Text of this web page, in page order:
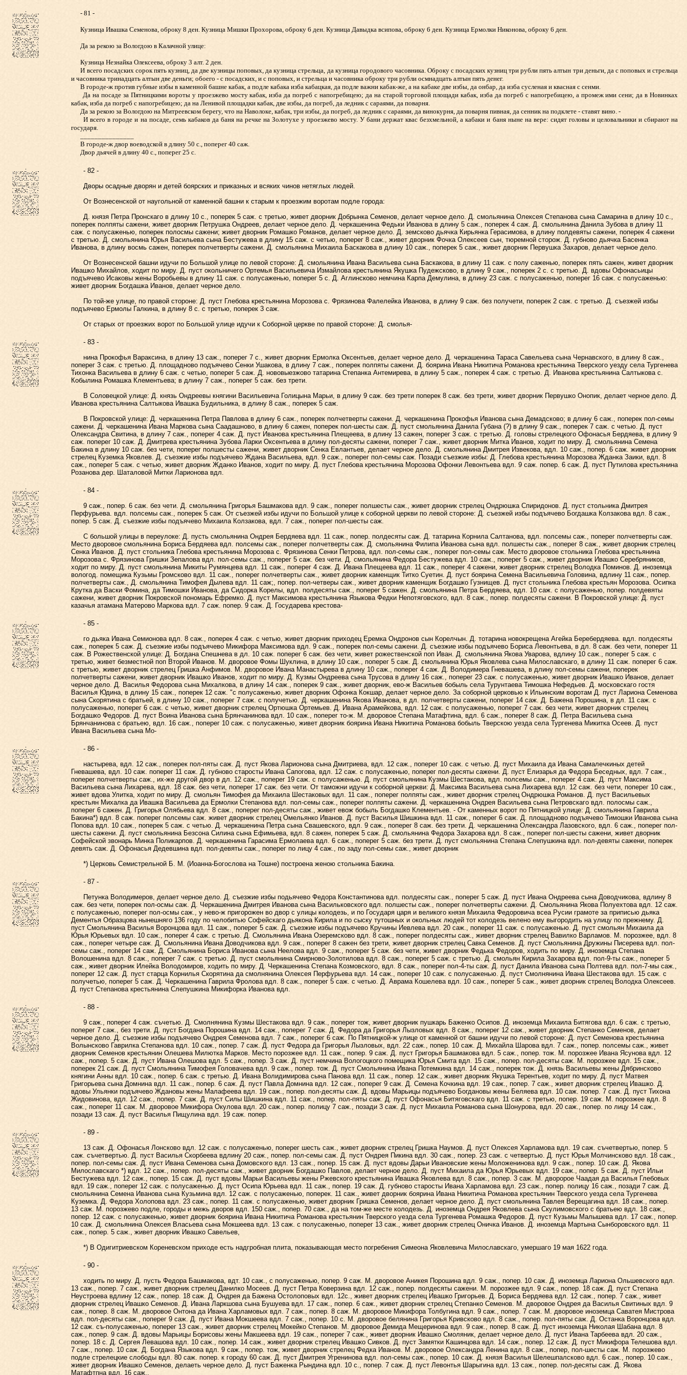
- 81 -
Кузница Ивашка Семенова, оброку 8 ден. Кузница Мишки Прохорова, оброку 6 ден. Кузница Давыдка всипова, оброку 6 ден. Кузница Ермолки Никонова, оброку 6 ден.
Да за рекою за Вологдою в Калачной улице:
Кузница Незнайка Олексеева, оброку 3 алт. 2 ден.
И всего посадских сорок пять кузниц, да две кузницы поповых, да кузница стрельца, да кузница городового часовника. Оброку с посадских кузниц три рубли пять алтын три деньги, да с поповых и стрельца
и часовника тринадцать алтын две деньги; обоего - с посадских, и с поповых, и стрельца и часовника оброку три рубли осмнадцать алтын пять денег.
В городе-ж против губные избы в каменной башне кабак, а подле кабака изба кабацкая, да подле важни кабак-же, а на кабаке две избы, да онбар, да изба сусленая и квасная с сенми.
Да на посаде за Пятницкими вороты у проезжево мосту кабак, изба да погреб с напогребицею; да на старой торговой площади кабак, изба да погреб с напогребицею, а промеж ими сени; да в Новинках
кабак, изба да погреб с напогребицею; да на Ленивой площадки кабак, две избы, да погреб, да ледник с сараями, да поварня.
Да за рекою за Вологдою на Митреевском берегу, что на Наволоке, кабак, три избы, да погреб, да ледник с сараями, да винокурня, да поварня пивная, да сенник на подклете - ставят вино. -
И всего в городе и на посаде, семь кабаков да баня на речке на Золотухе у проезжево мосту. У бани держат квас безхмельной, а кабаки и баня ныне на вере: сидят головы и целовальники и сбирают на
государя.
В городе-ж двор воеводской в длину 50 с., поперег 40 саж.
Двор дьячей в длину 40 с., поперег 25 с.
- 82 -
Дворы осадные дворян и детей боярских и приказных и всяких чинов нетяглых людей.
От Вознесенской от наугольной от каменной башни к старым к проезжим воротам подле города:
Д. князя Петра Пронскаго в длину 10 с., поперек 5 саж. с третью, живет дворник Добрынка Семенов, делает черное дело. Д. смольянина Олексея Степанова сына Самарина в длину 10 с.,
поперек полпяты сажени, живет дворник Петрушка Ондреев, делает черное дело. Д. черкашенина Федьки Иванова в длину 5 саж., поперек 4 саж. Д. смольянина Данила Зубова в длину 11
саж. с полусаженью, поперек полосмы сажени; живет дворник Ромашко Романов, делает черное дело. Д. земсково дьячка Кирьянка Герасимова, в длину полдевяты сажени, поперек 4 сажени
с третью. Д. смольянина Юрья Васильева сына Бестужева в длину 15 саж. с четью, поперег 8 саж., живет дворник Фочка Олексеев сын, тюремной сторож. Д. губново дьячка Басенка
Иванова, в длину восмь сажен, поперек полчетверты сажени. Д. смольянина Михаила Баскакова в длину 10 саж., поперек 5 саж., живет дворник Первушка Захаров, делает черное дело.
От Вознесенской башни идучи по Большой улице по левой стороне: Д. смольянина Ивана Васильева сына Баскакова, в длину 11 саж. с полу саженью, поперек пять сажен, живет дворник
Ивашко Михайлов, ходит по миру. Д. пуст окольничего Ортемья Васильевича Измайлова крестьянина Якушка Пудежсково, в длину 9 саж., поперек 2 с. с третью. Д. вдовы Офонасьицы
подъячево Исаковы жены Воробьевы в длину 11 саж. с полусаженью, поперег 5 с. Д. Аглинсково немчина Карпа Демулина, в длину 23 саж. с полусаженью, поперег 16 саж. с полусаженью:
живет дворник Богдашка Иванов, делает черное дело.
По той-же улице, по правой стороне: Д. пуст Глебова крестьянина Морозова с. Фрязинова Фалелейка Иванова, в длину 9 саж. без получети, поперек 2 саж. с третью. Д. съезжей избы
подъячево Ермолы Галкина, в длину 8 с. с третью, поперек 3 саж.
От старых от проезжих ворот по Большой улице идучи к Соборной церкве по правой стороне: Д. смолья-
- 83 -
нина Прокофья Вараксина, в длину 13 саж., поперег 7 с., живет дворник Ермолка Оксентьев, делает черное дело. Д. черкашенина Тараса Савельева сына Чернавского, в длину 8 саж.,
поперег 3 саж. с третью. Д. площадново подъячево Сенки Ушакова, в длину 7 саж., поперек полпяты сажени. Д. боярина Ивана Никитича Романова крестьянина Тверского уезду села Тургенева
Тихонка Васильева в длину 6 саж. с четью, поперег 5 саж. Д. нововыезжово татарина Степанка Антемирева, в длину 5 саж., поперек 4 саж. с третью. Д. Иванова крестьянина Салтыкова с.
Кобылина Ромашка Клементьева; в длину 7 саж., поперег 5 саж. без трети.
В Соловецкой улице: Д. князь Ондреевы княгини Васильевича Голицына Марьи, в длину 9 саж. без трети поперек 8 саж. без трети, живет дворник Первушко Онопик, делает черное дело. Д.
Иванова крестьянина Салтыкова Ивашка Будильника, в длину 8 саж., поперек 5 саж.
В Покровской улице: Д. черкашенина Петра Павлова в длину 6 саж., поперек полчетверты сажени. Д. черкашенина Прокофья Иванова сына Демадсково; в длину 6 саж., поперек пол-семы
сажени. Д. черкашенина Ивана Маркова сына Саадашново, в длину 6 сажен, поперек пол-шесты саж. Д. пуст смольянина Данила Губана (?) в длину 9 саж., поперек 7 саж. с четью. Д. пуст
Олександра Свитина, в длину 7 саж., поперег 4 саж. Д. пуст Иванова крестьянина Плещеева, в длину 13 сажен, поперег 3 саж. с третью. Д. головы стрелецкого Офонасья Бердяева, в длину 9
саж. поперег 10 саж. Д. Дмитрева крестьянина Зубова Ларки Оксентьева в длину пол-десяты сажени, поперег 7 саж., живет дворник Митка Иванов, ходит по миру. Д. смольянина Семена
Бакина в длину 10 саж. без чети, поперег полшесты сажени, живет дворник Сенка Евлантьев, делает черное дело. Д. смольянина Дмитрея Извекова, вдл. 10 саж., попер. 6 саж. живет дворник
стрелец Куземка Яковлев. Д. съезжие избы подъячево Ждана Васильева, вдл. 9 саж., поперег пол-семы саж. Позади съезжие избы: Д. Глебова крестьянина Морозова Жданка Заики, вдл. 8
саж., поперег 5 саж. с четью, живет дворник Жданко Иванов, ходит по миру. Д. пуст Глебова крестьянина Морозова Офонки Левонтьева вдл. 9 саж. попер. 6 саж. Д. пуст Путилова крестьянина
Розанова дер. Шаталовой Митки Ларионова вдл.
- 84 -
9 саж., попер. 6 саж. без чети. Д. смольянина Григорья Башмакова вдл. 9 саж., поперег полшесты саж., живет дворник стрелец Ондрюшка Спиридонов. Д. пуст стольника Дмитрея
Перфурьева. вдл. полсемы саж., поперек 5 саж. От съезжей избы идучи по Большой улице к соборной церкви по левой стороне: Д. съезжей избы подъячево Богдашка Колзакова вдл. 8 саж.,
попер. 5 саж. Д. съезжие избы подъячево Михаила Колзакова, вдл. 7 саж., поперег пол-шесты саж.
С большой улицы в переулоке: Д. пусть смольянина Ондрея Бердяева вдл. 11 саж., попер. полдесяты саж. Д. татарина Корнила Салтанова, вдл. полсемы саж., поперег полчетверты саж.
Место дворовое смольянина Бориса Бердяева вдл. полсемы саж., поперег полчетверты саж. Д. смольянина Филипа Иванова сына вдл. полшесты саж., поперег 8 саж., живет дворник стрелец
Сенка Иванов. Д. пуст стольника Глебова крестьянина Морозова с. Фрязинова Сенки Петрова, вдл. пол-семы саж., поперег пол-семы саж. Место дворовое стольника Глебова крестьянина
Морозова с. Фрязинова Гришки Зепалова вдл. пол-семы саж., поперег 5 саж. без чети. Д. смольянина Федора Бестужева вдл. 10 саж., поперег 5 саж., живет дворник Ивашко Серебряников,
ходит по миру. Д. пуст смольянина Микиты Румянцева вдл. 11 саж., поперег 4 саж. Д. Ивана Плещеева вдл. 11 саж., поперег 4 сажени, живет дворник стрелец Володка Поминов. Д. иноземца
вологод. помещика Кузьмы Громсково вдл. 11 саж., поперег полчетверты саж., живет дворник каменщик Титко Суетин. Д. пуст боярина Семена Васильевича Головина, вдлину 11 саж., попер.
полчетверты саж., Д. смольянина Тимофея Дылева вдл. 11 саж;, попер. пол-четверы саж., живет дворник каменщик Богдашко Гузнищев. Д. пуст стольника Глебова крестьян Морозова. Осипка
Крутка да Васки Фомина, да Тимошки Иванова, да Сидорка Корелы, вдл. полдесяты саж., поперег 5 сажен. Д. смольянина Петра Бердяева, вдл. 10 саж. с полусаженью, попер. полдевяты
сажени, живет дворник Покровской пономарь Ефремко. Д. пуст Максимова крестьянина Языкова Федки Непотяговского, вдл. 8 саж., попер. полдесяты сажени. В Покровской улице: Д. пуст
казачья атамана Матерово Маркова вдл. 7 саж. попер. 9 саж. Д. Государева крестова-
- 85 -
го дьяка Ивана Семионова вдл. 8 саж., поперек 4 саж. с четью, живет дворник приходец Еремка Ондронов сын Корелчын. Д. тотарина новокрещена Агейка Беребердяева. вдл. полдесяты
саж., поперек 5 саж. Д. съезжие избы подъячево Микифора Максимова вдл. 9 саж., поперек пол-семы сажени. Д. съезжие избы подъячево Бориса Левонтьева, в дл. 8 саж. без чети, поперег 11
саж. В Рожественской улице: Д. Богдана Спешнева в дл. 10 саж. поперег 6 саж. без чети, живет рожественской поп Иван. Д. смольянина Якова Уварова, вдлину 10 саж., поперег 5 саж. с
третью, живет безместной поп Второй Иванов. М. дворовое Фомы Шуклина, в длину 10 саж., поперег 5 саж. Д. смольянина Юрья Яковлева сына Милославскаго, в длину 11 саж. поперег 6 саж.
с третью, живет дворник стрелец Гришка Анфимов. М. дворовое Ивана Манастырева в длину 10 саж., поперег 4 саж. Д. Володимера Гневашева, в длину пол-семы сажени, поперек
полчетверты сажени, живет дворник Ивашко Иванов, ходит по миру. Д. Кузмы Ондреева сына Трусова в длину 16 саж., поперег 23 саж. с полусаженью, живет дворник Ивашко Иванов, делает
черное дело. Д. Василья Федорова сына Михалкова, в длину 14 саж., поперек 9 саж., живет дворник, ево-ж Васильев бобыль села Турунтаева Тимошка Нефедьев. Д. московскаго гостя
Василья Юдина, в длину 15 саж., поперек 12 саж. "с полусаженью, живет дворник Офонка Кокшар, делает черное дело. За соборной церковью к Ильинским воротам Д. пуст Лариона Семенова
сына Скорятина с братьей, в длину 10 саж., поперег 7 саж. с получетью. Д. черкашенина Якова Иванова, в дл. полчетверты сажени, поперег 14 саж. Д. Бажена Порошина, в дл. 11 саж. с
полусаженью, поперег 6 саж. с четью, живет дворник стрелец Ортюшка Ортемьев. Д. Ивана Арамейкова, вдл. 12 саж. с полусаженью, поперег 7 саж. без чети, живет дворник стрелец
Богдашко Федоров. Д. пуст Воина Иванова сына Брянчанинова вдл. 10 саж., поперег то-ж. М. дворовое Степана Матафтина, вдл. 6 саж., поперег 8 саж. Д. Петра Васильева сына
Брянчанинова с братьею, вдл. 16 саж., поперег 10 саж. с полусаженью, живет дворник боярина Ивана Никитича Романова бобыль Тверскою уезда села Тургенева Микитка Осеев. Д. пуст
Ивана Васильева сына Мо-
- 86 -
настырева, вдл. 12 саж., поперек пол-пяты саж. Д. пуст Якова Ларионова сына Дмитриева, вдл. 12 саж., поперег 10 саж. с четью. Д. пуст Михаила да Ивана Самалечкиных детей
Гневашева, вдл. 10 саж. поперег 11 саж. Д. губново старосты Ивана Сапогова, вдл. 12 саж. с полусаженью, поперег пол-десяты сажени. Д. пуст Елизарья да Федора Беседных, вдл. 7 саж.,
поперег полчетверты саж., их-же другой двор в дл. 12 саж., поперег 19 саж. с полусаженью. Д. пуст смольянина Кузмы Шестакова, вдл. полсемы саж., поперег 4 саж. Д. пуст Максима
Васильева сына Лихарева, вдл. 18 саж. без чети, поперег 17 саж. без чети. От таможни идучи к соборной церкви: Д. Максима Васильева сына Лихарева вдл. 12 саж. без чети, поперег 10 саж.,
живет вдова Улитка, ходит по миру. Д. смольян Тимофея да Михаила Шестаковых вдл. 11 саж., поперег полпяты саж., живет дворник стрелец Ондрюшка Романов. Д. пуст Васильевых
крестьян Михалка да Ивашка Васильева да Ермолки Степанова вдл. пол-семы саж., поперег полпяты сажени. Д. черкашенина Ондрея Васильева сына Петровскаго вдл. полосмы саж.,
поперег 6 сажен. Д. Григорья Олябьева вдл. 8 саж., поперег пол-десяты саж., живет евож бобыль Богдашко Клементьев. - От каменных ворот по Пятницкой улице: Д. смольянина Гаврила
Бакина*) вдл. 8 саж. поперег полсемы саж. живет дворник стрелец Омельянко Иванов. Д. пуст Василья Шишкина вдл. 11 саж., поперег 6 саж. Д. площадново подъячево Тимошки Иванова сына
Попова вдл. 10 саж., поперек 5 саж. с четью. Д. черкашенина Петра сына Свашевского, вдл. 9 саж., поперег 8 саж. без трети. Д. черкашенина Олександра Лазовского, вдл. 6 саж., поперег пол-
шесты сажени. Д. пуст смольянина Безсона Силина сына Ефимьева, вдл. 8 сажен, поперек 5 саж. Д. смольянина Федора Захарова вдл. 8 саж., поперег пол-шесты сажени, живет дворник
Софейской звонарь Минка Поликарпов. Д. черкашенина Гарасима Ермолаева вдл. 6 саж., поперег 5 саж. без трети. Д. пуст смольянина Степана Слепушкина вдл. пол-девяты сажени, поперек
девять саж. Д. Офонасья Дедевшина вдл. пол-девяты саж., поперег по лицу 4 саж., по заду пол-семы саж., живет дворник
*) Церковь Семистрельной Б. М. (Иоанна-Богослова на Тошне) построена женою стольника Бакина.
- 87 -
Петунка Володимеров, делает черное дело. Д. съезжие избы подьячево Федора Константинова вдл. полдесяты саж., поперег 5 саж. Д. пуст Ивана Ондреева сына Доводчикова, вдлину 8
саж. без чети, поперек пол-осмы саж. Д. Черкашенина Дмитрея Иванова сына Васильковского вдл. полшесты саж., поперег полчетверты сажени. Д. Смольянина Якова Полуехтова вдл. 12 саж.
с полусаженью, поперег пол-осмы саж., у нево-ж пригорожен во двор с улицы колодезь, и по Государя царя и великого князя Михаила Федоровича всеа Русии грамоте за приписью дьяка
Дементья Образцова нынешняго 136 году по челобитью Софейскаго дьякона Кирила и по сыску тутошных и окольных людей тот колодезь велено ему выгородить на улицу по прежнему. Д.
пуст Смольянина Василья Воронцова вдл. 11 саж., поперег 5 саж. Д. съезжие избы подъячево Кручины Иевлева вдл. 20 саж., поперег 11 саж. с полусаженью. Д. пуст смольян Михаила да
Юрья Юрьевых вдл. 10 саж., поперег 4 саж. с третью. Д. Смольянина Ивана Озеремсково вдл. 8 саж., поперег полдесяты саж., живет дворник стрелец Вавилко Варламов. М. порозжее, вдл. 8
саж., поперег четыре саж. Д. Смольянина Ивана Доводчикова вдл. 9 саж., поперег 8 сажен без трети, живет дворник стрелец Савка Семенов. Д. пуст Смольянина Дружины Писерева вдл. пол-
семы саж., поперег 14 саж. Д. Смольянина Бориса Иванова сына Неелова вдл. 9 саж., поперег 5 саж. без чети, живет дворник Федька Федоров, ходить по миру. Д. иноземца Степана
Волошенина вдл. 8 саж., поперег 7 саж. с третью. Д. пуст смольянина Смирново-Золотилова вдл. 8 саж., поперег 5 саж. с третью. Д. смольян Кирила Захарова вдл. пол-9-ты саж., поперег 5
саж., живет дворник Илейка Володомиров, ходить по миру. Д. Черкашенина Степана Козмовского, вдл. 8 саж., поперег пол-4-ты саж. Д. пуст Данила Иванова сына Полтева вдл. пол-7-мы саж.,
поперег 12 саж. Д. пуст старца Корнилья Скорятина да смолнянина Олексея Перфурьева вдл. 14 саж., поперег 10 саж. с полусаженью. Д. пуст Смолнянина Ивана Шестакова вдл. 15 саж. с
получетью, поперег 5 саж. Д. Черкашенина Гаврила Фролова вдл. 8 саж., поперег 5 саж. с четью. Д. Аврама Кошелева вдл. 10 саж., поперег 5 саж., живет дворник стрелец Володка Олексеев.
Д. пуст Степанова крестьянина Слепушкина Микифорка Иванова вдл.
- 88 -
9 саж., поперег 4 саж. съчетью. Д. Смолнянина Кузмы Шестакова вдл. 9 саж., поперег тож, живет дворник пушкарь Баженко Осипов. Д. иноземца Михаила Битягова вдл. 6 саж. с третью,
поперег 7 саж., без трети. Д. пуст Богдана Порошина вдл. 14 саж., поперег 7 саж. Д. Федора да Григорья Лызловых вдл. 8 саж., поперег 12 саж., живет дворник Степанко Семенов, делает
черное дело. Д. съезжие избы подъячево Ондрея Семенова вдл. 7 саж., поперег 6 саж. По Пятницкой-ж улице от каменной от башни идучи по левой стороне: Д. пуст Семенова крестьянина
Волынсково Гаврилка Степанова вдл. 10 саж., попер. 7 саж. Д. пуст Федора да Григорья Лызловых, вдл. 22 саж., попер. 10 саж. Д. Михайла Шарова вдл. 7 саж., попер. полсемы саж., живет
дворник Семенов крестьянин Олешева Милютка Марков. Место порозжее вдл. 11 саж., попер. 9 саж. Д. пуст Григорья Башмакова вдл. 5 саж., попер. тож. М. порозжее Ивана Ясунова вдл. 12
саж., попер. 5 саж. Д. пуст Ивана Олешова вдл. 5 саж., попер. 3 саж. Д. пуст немчина Вологоцкого помещика Юрья Смита вдл. 15 саж., попер. пол-десяты саж. М. порозжее вдл. 15 саж.,
поперек 21 саж. Д. пуст Смольянина Тимофея Головачева вдл. 9 саж., попер. тож. Д. пуст Смольянина Ивана Потемкина вдл. 14 саж., поперек тож. Д. князь Васильевы жены Дябринсково
княгини Анны вдл. 10 саж., попер. 6 саж. с третью. Д. Ивана Волидимирова сына Панова вдл. 11 саж., попер. 12 саж., живет дворник Якушка Терентьев, ходит по миру. Д. пуст Матвея
Григорьева сына Домнина вдл. 11 саж., попер. 6 саж. Д. пуст Павла Домнина вдл. 12 саж., поперег 9 саж. Д. Семена Кочкина вдл. 19 саж., попер. 7 саж., живет дворник стрелец Ивашко. Д.
вдовы Ульянки подъячево Ждановы жены Малафеева вдл. 19 саж., попер. пол-десяты саж. Д. вдовы Марьицы подъячево Богдановы жены Беляева вдл. 10 саж. попер. 7 саж. Д. пуст Тихона
Жидовинова, вдл. 12 саж., попер. 7 саж. Д. пуст Силы Шишкина вдл. 11 саж., попер. пол-пяты саж. Д. пуст Офонасья Битяговскаго вдл. 11 саж. с третью, попер. 19 саж. М. порозжее вдл. 8
саж., поперег 11 саж. М. дворовое Микифора Окулова вдл. 20 саж., попер. полицу 7 саж., позади 3 саж. Д. пуст Михаила Романова сына Шонурова, вдл. 20 саж., попер. по лицу 14 саж.,
позади 13 саж. Д. пуст Василья Пищулина вдл. 19 саж. попер.
- 89 -
13 саж. Д. Офонасья Лонсково вдл. 12 саж. с полусаженью, поперег шесть саж., живет дворник стрелец Гришка Наумов. Д. пуст Олексея Харламова вдл. 19 саж. съчетвертью, попер. 5
саж. съчетвертью. Д. пуст Василья Скорбеева вдлину 20 саж., попер. пол-семы саж. Д. пуст Ондрея Пикина вдл. 30 саж., попер. 23 саж. с четвертью. Д. пуст Юрья Молчинсково вдл. 18 саж.,
попер. пол-семы саж. Д. пуст Ивана Семенова сына Домовского вдл. 13 саж., попер. 15 саж. Д. пуст вдовы Дарьи Ивановские жены Моложенинова вдл. 9 саж., попер. 10 саж. Д. Якова
Милославскаго *) вдл. 12 саж., попер. пол-десяты саж., живет дворник Богдашко Павлов, делает черное дело. Д. пуст Михаила да Юрья Юрьевых вдл. 19 саж., попер. 5 саж. Д. пуст Ильи
Бестужева вдл. 12 саж., попер. 15 саж. Д. пуст вдовы Марьи Васильевы жены Ржевского крестьянина Ивашка Яковлева вдл. 8 саж., попер. 3 саж. М. дворорое Чаадая да Василья Глебовых
вдл. 19 саж., поперег 12 саж. с полусаженью. Д. пуст Осипа Юрьева вдл. 11 саж., попер. 19 саж. Д. губново старосты Ивана Харламова вдл. 23 саж., попер. полицу 16 саж., позади 7 саж. Д.
смольянина Семена Иванова сына Кузьмина вдл. 12 саж. с полусаженью, поперек. 11 саж., живет дворник боярина Ивана Никитича Романова крестьянин Тверского уезда села Тургенева
Куземка. Д. Федора Холопова вдл. 23 саж., попер. 11 саж. с полусаженью, живет дворник Гришка Семенов, делает черное дело. Д. пуст смольянина Тавлея Верещагина вдл. 18 саж., попер.
13 саж. М. порозжево подле, городы и межь дворов вдл. 150 саж., попер. 70 саж., да на том-же месте колодезь. Д. иноземца Ондрея Яковлева сына Скулимовского с братьею вдл. 18 саж.,
попер. 12 саж. с полусаженью, живет дворник боярина Ивана Никитича Романова крестьянин Тверского уезда села Тургенева Ромашка Федоров. Д. пуст Кузьмы Малышева вдл. 17 саж., попер.
10 саж. Д. смольянина Олексея Власьева сына Мокшеева вдл. 13 саж. с полусаженью, поперег 13 саж., живет дворник стрелец Оничка Иванов. Д. иноземца Мартына Сынборовского вдл. 11
саж., попер. 5 саж., живет дворник Ивашко Савельев,
*) В Одигитриевском Кореневском приходе есть надгробная плита, показывающая место погребения Симеона Яковлевича Милославскаго, умершаго 19 мая 1622 года.
- 90 -
ходить по миру. Д. пусть Федора Башмакова, вдт. 10 саж., с полусаженью, попер. 9 саж. М. дворовое Аникея Порошина вдл. 9 саж., попер. 10 саж. Д. иноземца Лариона Ольшевского вдл.
13 саж., попер. 7 саж., живет дворник стрелец Данилко Мосеев. Д. пуст Петра Коверзина вдл. 12 саж., попер. полдесяты сажени. М. порозжее вдл. 9 саж., попер. 18 саж. Д. пуст Степана
Неустроева вдлину 12 саж., попер. 18 саж. Д. Ондрея да Бажена Остолоповых вдл. 12с., живет дворник стрелец Ивашко Григорьев. Д. Бориса Бердяева вдл. 12 саж., попер. 7 саж., живет
дворник стрелец Ивашко Семенов. Д. Ивана Ларкшова сына Бушуева вдл. 17 саж., попер. 6 саж., живет дворник стрелец Степанко Семенов. М. дворовое Ондрея да Василья Свитиных вдл. 9
саж., попер. 8 саж. М. дворовое Онтона да Ивана Харламовых вдл. 7 саж., попер. 8 саж. М. дворовое Микифора Толбугина вдл. 9 саж., попер. 7 саж. М. дворовое иноземца Саватея Мистрова
вдл. пол-десяты саж., поперег 9 саж. Д. пуст Ивана Мокшеева вдл. 7 саж., попер. 10 с. М. дворовое белянина Григорья Кривсково вдл. 8 саж., попер. пол-пяты саж. Д. Останка Воронцова вдл.
12 саж. съ-полусаженью, поперег 13 саж., живет дворник стрелец Мокейко Степанов. М. дворовое Демида Мещеринова вдл. 9 саж., попер. 8 саж. Д. пуст иноземца Николая Шабана вдл. 8
саж., попер. 9 саж. Д. вдовы Марьицы Борисовы жены Макшеева вдл. 19 саж., поперег 7 саж., живет дворник Ивашко Смоляник, делает черное дело. Д. пуст Ивана Тарбеева вдл. 20 саж.,
попер. 18 с. Д. Сергея Левашова вдл. 10 саж., попер. 14 саж., живет дворник стрелец Ивашко Сивков. Д. пуст Замятки Кашинцова вдл. 14 саж., попер. 12 саж. Д. пуст Микифора Телешова вдл.
7 саж., попер. 10 саж. Д. Богдана Языкова вдл. 9 саж., попер. тож, живет дворник стрелец Федка Иванов. М. дворовое Олександра Ленина вдл. 8 саж., попер, пол-шесты саж. М. порозжево
подле стрелецкие слободы вдл. 80 саж. попер. к городу 60 саж. Д. пуст Дмитрея Угренинова вдл. пол-семы саж., попер. 10 саж. Д. князя Василья Шелешпалсково вдл. 6 саж., попер. 10 саж.,
живет дворник Ивашко Семенов, делаеть черное дело. Д. пуст Баженка Рындина вдл. 10 с., попер. 7 саж. Д. пуст Левонтья Шарыгина вдл. 13 саж., попер. пол-десяты саж. Д. Якова
Матафтпна вдл. 16 саж.,